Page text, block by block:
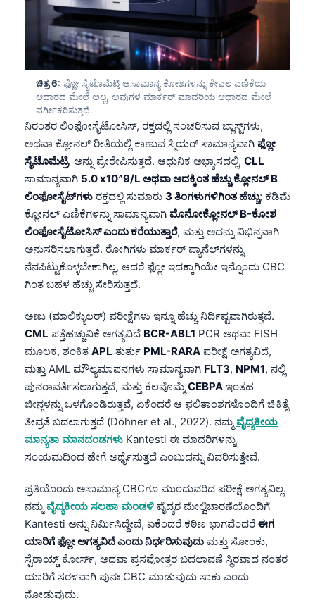
ಚಿತ್ರ 6: ಫ್ಲೋ ಸೈಟೊಮೆಟ್ರಿ ಅಸಾಮಾನ್ಯ ಕೋಶಗಳನ್ನು ಕೇವಲ ಎಣಿಕೆಯ
ಆಧಾರದ ಮೇಲೆ ಅಲ್ಲ, ಅವುಗಳ ಮಾರ್ಕರ್ ಮಾದರಿಯ ಆಧಾರದ ಮೇಲೆ
ವರ್ಗೀಕರಿಸುತ್ತದೆ.
ನಿರಂತರ ಲಿಂಫೋಸೈಟೋಸಿಸ್, ರಕ್ತದಲ್ಲಿ ಸಂಚರಿಸುವ ಬ್ಲಾಸ್ಟ್‌ಗಳು,
ಅಥವಾ ಕ್ಲೋನಲ್ ರೀತಿಯಲ್ಲಿ ಕಾಣುವ ಸ್ಮಿಯರ್ ಸಾಮಾನ್ಯವಾಗಿ ಫ್ಲೋ
ಸೈಟೊಮೆಟ್ರಿ. ಅನ್ನು ಪ್ರೇರೇಪಿಸುತ್ತದೆ. ಆಧುನಿಕ ಅಭ್ಯಾಸದಲ್ಲಿ, CLL
ಸಾಮಾನ್ಯವಾಗಿ 5.0 x10^9/L ಅಥವಾ ಅದಕ್ಕಿಂತ ಹೆಚ್ಚು ಕ್ಲೋನಲ್ B
ಲಿಂಫೋಸೈಟ್‌ಗಳು ರಕ್ತದಲ್ಲಿ ಸುಮಾರು 3 ತಿಂಗಳುಗಳಿಗಿಂತ ಹೆಚ್ಚು; ಕಡಿಮೆ
ಕ್ಲೋನಲ್ ಎಣಿಕೆಗಳನ್ನು ಸಾಮಾನ್ಯವಾಗಿ ಮೊನೋಕ್ಲೋನಲ್ B-ಕೋಶ
ಲಿಂಫೋಸೈಟೋಸಿಸ್ ಎಂದು ಕರೆಯುತ್ತಾರೆ, ಮತ್ತು ಅದನ್ನು ವಿಭಿನ್ನವಾಗಿ
ಅನುಸರಿಸಲಾಗುತ್ತದೆ. ರೋಗಿಗಳು ಮಾರ್ಕರ್ ಪ್ಯಾನೆಲ್‌ಗಳನ್ನು
ನೆನಪಿಟ್ಟುಕೊಳ್ಳಬೇಕಾಗಿಲ್ಲ, ಆದರೆ ಫ್ಲೋ ಇದಕ್ಕಾಗಿಯೇ ಇನ್ನೊಂದು CBC
ಗಿಂತ ಬಹಳ ಹೆಚ್ಚು ಸೇರಿಸುತ್ತದೆ.
ಅಣು (ಮಾಲಿಕ್ಯುಲರ್) ಪರೀಕ್ಷೆಗಳು ಇನ್ನೂ ಹೆಚ್ಚು ನಿರ್ದಿಷ್ಟವಾಗಿರುತ್ತವೆ.
CML ಪತ್ತೆಹಚ್ಚುವಿಕೆ ಅಗತ್ಯವಿದೆ BCR-ABL1 PCR ಅಥವಾ FISH
ಮೂಲಕ, ಶಂಕಿತ APL ತುರ್ತು PML-RARA ಪರೀಕ್ಷೆ ಅಗತ್ಯವಿದೆ,
ಮತ್ತು AML ಮೌಲ್ಯಮಾಪನಗಳು ಸಾಮಾನ್ಯವಾಗಿ FLT3, NPM1, ನಲ್ಲಿ
ಪುನರಾವರ್ತಿಸಲಾಗುತ್ತದೆ, ಮತ್ತು ಕೆಲವೊಮ್ಮೆCEBPA ಇಂತಹ
ಜೀನ್ಗಳನ್ನು ಒಳಗೊಂಡಿರುತ್ತವೆ, ಏಕೆಂದರೆ ಆ ಫಲಿತಾಂಶಗಳೊಂದಿಗೆ ಚಿಕಿತ್ಸೆ
ತೀವ್ರತೆ ಬದಲಾಗುತ್ತದೆ (Döhner et al., 2022). ನಮ್ಮವೈದ್ಯಕೀಯ
ಮಾನ್ಯತಾ ಮಾನದಂಡಗಳು Kantesti ಈ ಮಾದರಿಗಳನ್ನು
ಸಂಯಮದಿಂದ ಹೇಗೆ ಅರ್ಥೈಸುತ್ತದೆ ಎಂಬುದನ್ನು ವಿವರಿಸುತ್ತೇವೆ.
ಪ್ರತಿಯೊಂದು ಅಸಾಮಾನ್ಯ CBCಗೂ ಮುಂದುವರಿದ ಪರೀಕ್ಷೆ ಅಗತ್ಯವಿಲ್ಲ.
ನಮ್ಮವೈದ್ಯಕೀಯ ಸಲಹಾ ಮಂಡಳಿ ವೈದ್ಯರ ಮೇಲ್ವಿಚಾರಣೆಯೊಂದಿಗೆ
Kantesti ಅನ್ನು ನಿರ್ಮಿಸಿದ್ದೇವೆ, ಏಕೆಂದರೆ ಕಠಿಣ ಭಾಗವೆಂದರೆ ಈಗ
ಯಾರಿಗೆ ಫ್ಲೋ ಅಗತ್ಯವಿದೆ ಎಂದು ನಿರ್ಧರಿಸುವುದು ಮತ್ತು ಸೋಂಕು,
ಸ್ಟೆರಾಯ್ಡ್ ಕೋರ್ಸ್, ಅಥವಾ ಪ್ರಸವೋತ್ತರ ಬದಲಾವಣೆ ಸ್ಥಿರವಾದ ನಂತರ
ಯಾರಿಗೆ ಸರಳವಾಗಿ ಪುನಃ CBC ಮಾಡುವುದು ಸಾಕು ಎಂದು
ನೋಡುವುದು.Tiếng Việt
Tagalog
ไทย
ဗမာစာ
ភាសាខ្មែរ
Українська
O‘zbekcha
Català
Қазақ тілі
Suomi
Hrvatski
Slovenčina
كوردی‎
پښتو
سنڌي
සිංහල
অসমীয়া
Galego
Latviešu valoda
Македонски јазик
Euskara
Gàidhlig
Occitan
العربية المغربية